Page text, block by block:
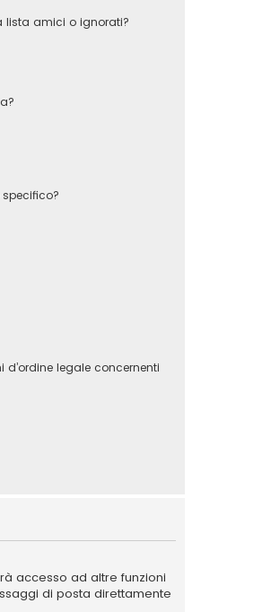
lista amici o ignorati?
legale concernenti
accesso ad altre funzioni
di posta direttamente